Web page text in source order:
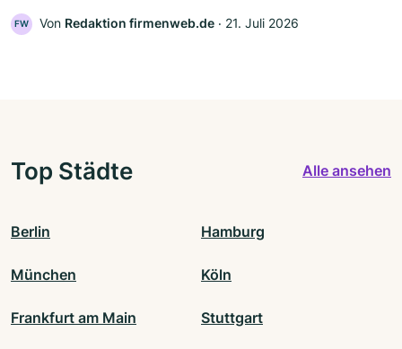
FW Von Redaktion firmenweb.de ‧ 21. Juli 2026
Top Städte Alle ansehen
Berlin Hamburg
München Köln
Frankfurt am Main Stuttgart